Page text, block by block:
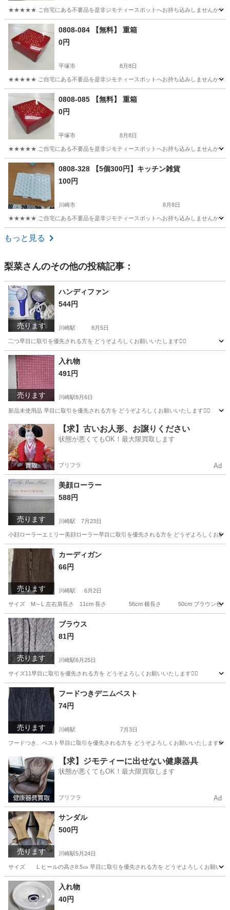
★★★★★ ご自宅にある不要品を是非ジモティースポットへお持ち込みしませんか？
神奈川 平塚市 重箱
0808-084 【無料】 重箱
0円
平塚市 8月8日
★★★★★ ご自宅にある不要品を是非ジモティースポットへお持ち込みしませんか？
神奈川 平塚市 重箱
0808-085 【無料】 重箱
0円
平塚市 8月8日
★★★★★ ご自宅にある不要品を是非ジモティースポットへお持ち込みしませんか？
神奈川 平塚市 重箱
0808-328 【5個300円】キッチン雑貨
100円
川崎市 8月8日
★★★★★ ご自宅にある不要品を是非ジモティースポットへお持ち込みしませんか？
神奈川 川崎市
もっと見る
梨菜さんのその他の投稿記事：
売ります
ハンディファン
544円
川崎駅 8月5日
二つ早目に取引を優先される方を どうぞよろしくお願いいたします🙇‍♂️
神奈川 川崎市 川崎駅
売ります
入れ物
491円
川崎駅8月6日
新品未使用品 早目に取引を優先される方を どうぞよろしくお願いいたします🙇‍♂️
神奈川 川崎駅 家具
【求】古いお人形、お譲りください
状態が悪くてもOK！最大限買取します
プリフラ Ad
売ります
美顔ローラー
588円
川崎駅 7月23日
小顔ローラーエミリー美顔ローラー早目に取引を優先される方を どうぞよろしくお願
神奈川 川崎市 川崎駅
売ります
カーディガン
66円
川崎駅 6月2日
サイズ M～L 左右肩長さ 11cm 長さ 56cm 横長さ 50cm ブラウン色早目に取
神奈川 川崎市 川崎駅
売ります
ブラウス
81円
川崎駅6月25日
サイズ11早目に取引を優先される方を どうぞよろしくお願いいたします🙇‍♂️
神奈川 川崎市 川崎駅 ブラウス
売ります
フードつきデニムベスト
74円
川崎駅 7月3日
フードつき、ベスト早目に取引を優先される方を どうぞよろしくお願いいたします🙇‍♂️
神奈川 川崎市 川崎駅 カーディガン
【求】ジモティーに出せない健康器具
状態が悪くてもOK！最大限買取します
プリフラ Ad
売ります
サンダル
500円
川崎駅5月24日
サイズ L ヒールの高さ8.5㎝ 早目に取引を優先される方を どうぞよろしくお願いい
神奈川 川崎市 川崎駅
入れ物
40円